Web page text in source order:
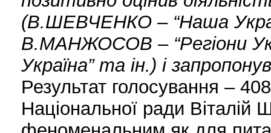
(В.ШЕВЧЕНКО – “Наша
В.МАНЖОСОВ – “Регіони
Україна” та ін.) і
Результат голосування –
Національної ради